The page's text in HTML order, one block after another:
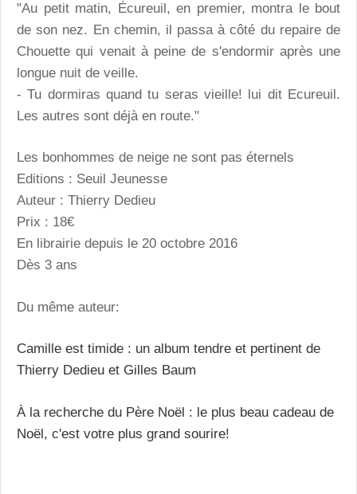
"Au petit matin, Écureuil, en premier, montra le bout
de son nez. En chemin, il passa à côté du repaire de
Chouette qui venait à peine de s'endormir après une
longue nuit de veille.
- Tu dormiras quand tu seras vieille! lui dit Ecureuil.
Les autres sont déjà en route."
Les bonhommes de neige ne sont pas éternels
Editions : Seuil Jeunesse
Auteur : Thierry Dedieu
Prix : 18€
En librairie depuis le 20 octobre 2016
Dès 3 ans
Du même auteur:
Camille est timide : un album tendre et pertinent de
Thierry Dedieu et Gilles Baum
À la recherche du Père Noël : le plus beau cadeau de
Noël, c'est votre plus grand sourire!